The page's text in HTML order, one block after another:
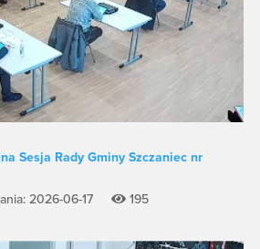
Sesja Rady Gminy Szczaniec nr
2026-06-17
195